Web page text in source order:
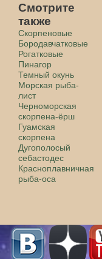
Смотрите
также
Скорпеновые
Бородавчатковые
Рогатковые
Пинагор
Темный окунь
Морская рыба-
лист
Черноморская
скорпена-ёрш
Гуамская
скорпена
Дугополосый
себастодес
Красноплавничная
рыба-оса